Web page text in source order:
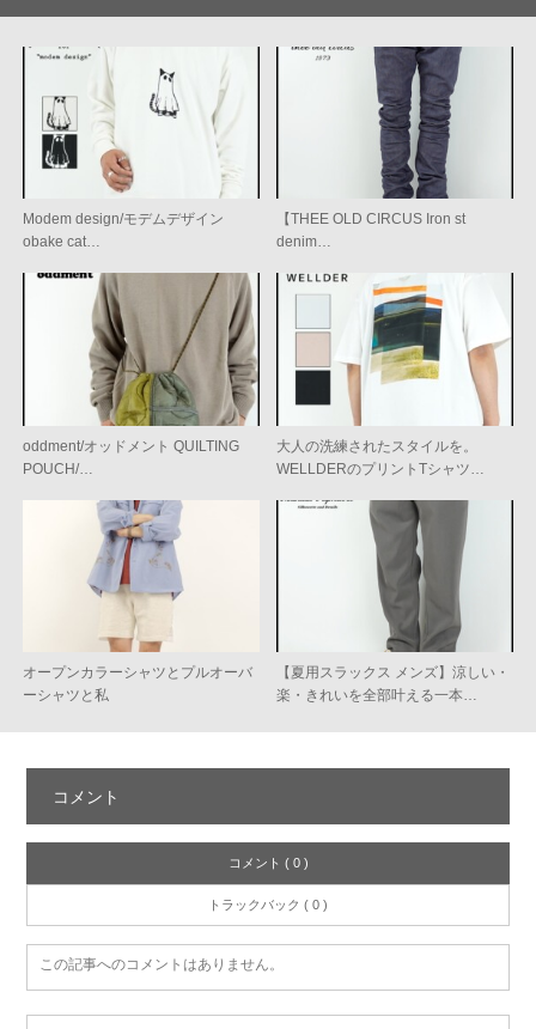
Modem design/モデムデザイン
obake cat…
【THEE OLD CIRCUS Iron st
denim…
oddment/オッドメント QUILTING
POUCH/…
大人の洗練されたスタイルを。
WELLDERのプリントTシャツ…
オープンカラーシャツとプルオーバ
ーシャツと私
【夏用スラックス メンズ】涼しい・
楽・きれいを全部叶える一本…
コメント
コメント ( 0 )
トラックバック ( 0 )
この記事へのコメントはありません。